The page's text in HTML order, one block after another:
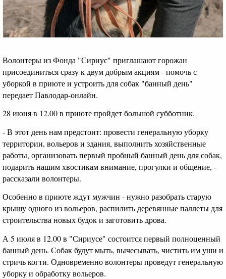
Волонтеры из Фонда "Сириус" приглашают горожан
присоединиться сразу к двум добрым акциям - помочь с
уборкой в приюте и устроить для собак "банный день"
передает Павлодар-онлайн.
28 июня в 12.00 в приюте пройдет большой субботник.
- В этот день нам предстоит: провести генеральную уборку
территории, вольеров и здания, выполнить хозяйственные
работы, организовать первый пробный банный день для собак,
подарить нашим хвостикам внимание, прогулки и общение, -
рассказали волонтеры.
Особенно в приюте ждут мужчин - нужно разобрать старую
крышу одного из вольеров, распилить деревянные паллеты для
строительства новых будок и заготовить дрова.
А 5 июля в 12.00 в "Сириусе" состоится первый полноценный
банный день. Собак будут мыть, вычесывать, чистить им уши и
стричь когти. Одновременно волонтеры проведут генеральную
уборку и обработку вольеров.